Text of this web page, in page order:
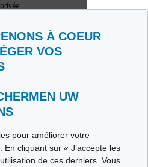
À COEUR
VOS
UW
pour améliorer votre
cliquant sur « J’accepte les
de ces derniers. Vous
les principes de la charte HON Code.